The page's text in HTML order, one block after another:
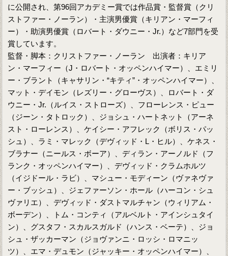
に公開され、第96回アカデミー賞では作品賞・監督賞（クリ
ストファー・ノーラン）・主演男優賞（キリアン・マーフィ
ー）・助演男優賞（ロバート・ダウニー・Jr.）など7部門を受
賞しています。
監督・脚本：クリストファー・ノーラン 出演者：キリア
ン・マーフィー（J・ロバート・オッペンハイマー）、エミリ
ー・ブラント（キャサリン・“キティ”・オッペンハイマー）、
マット・デイモン（レズリー・グローヴス）、ロバート・ダ
ウニー・Jr.（ルイス・ストローズ）、フローレンス・ピュー
（ジーン・タトロック）、ジョシュ・ハートネット（アーネ
スト・ローレンス）、ケイシー・アフレック（ボリス・パッ
シュ）、ラミ・マレック（デヴィッド・L・ヒル）、ケネス・
ブラナー（ニールス・ボーア）、ディラン・アーノルド（フ
ランク・オッペンハイマー）、デヴィッド・クラムホルツ
（イジドール・ラビ）、マシュー・モディーン（ヴァネヴァ
ー・ブッシュ）、ジェファーソン・ホール（ハーコン・シュ
ヴァリエ）、デヴィッド・ダストマルチャン（ウィリアム・
ボーデン）、トム・コンティ（アルベルト・アインシュタイ
ン）、グスタフ・スカルスガルド（ハンス・ベーテ）、ジョ
シュ・ザッカーマン（ジョヴァンニ・ロッシ・ロマニッ
ツ）、エマ・デュモン（ジャッキー・オッペンハイマー）、